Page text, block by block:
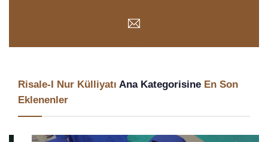
Risale-I Nur Külliyatı Ana Kategorisine En Son
Eklenenler